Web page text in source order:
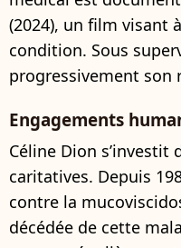
(2024), un film visant
condition. Sous
progressivement son
Engagements
Céline Dion s’investit
caritatives. Depuis
contre la
décédée de cette